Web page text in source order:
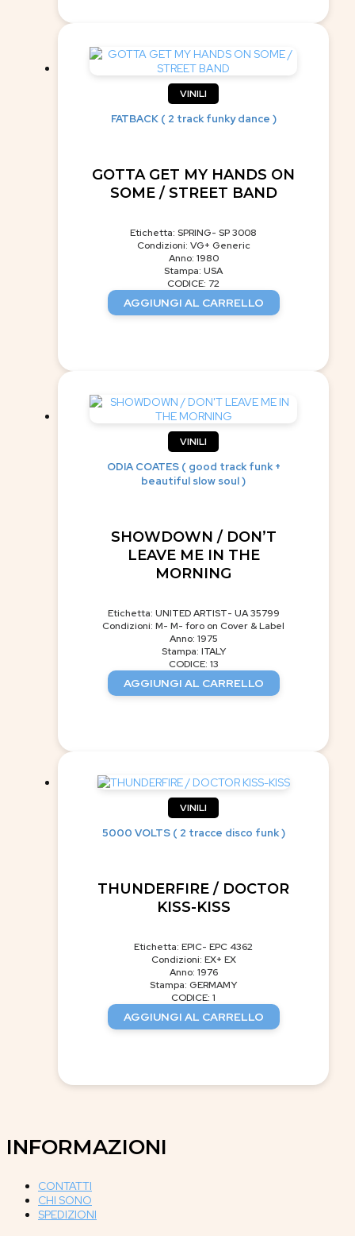
VINILI
FATBACK ( 2 track funky dance )
GOTTA GET MY HANDS ON
SOME / STREET BAND
Etichetta: SPRING- SP 3008
Condizioni: VG+ Generic
Anno: 1980
Stampa: USA
CODICE: 72
AGGIUNGI AL CARRELLO
VINILI
ODIA COATES ( good track funk +
beautiful slow soul )
SHOWDOWN / DON’T
LEAVE ME IN THE
MORNING
Etichetta: UNITED ARTIST- UA 35799
Condizioni: M- M- foro on Cover & Label
Anno: 1975
Stampa: ITALY
CODICE: 13
AGGIUNGI AL CARRELLO
VINILI
5000 VOLTS ( 2 tracce disco funk )
THUNDERFIRE / DOCTOR
KISS-KISS
Etichetta: EPIC- EPC 4362
Condizioni: EX+ EX
Anno: 1976
Stampa: GERMAMY
CODICE: 1
AGGIUNGI AL CARRELLO
INFORMAZIONI
CONTATTI
CHI SONO
SPEDIZIONI